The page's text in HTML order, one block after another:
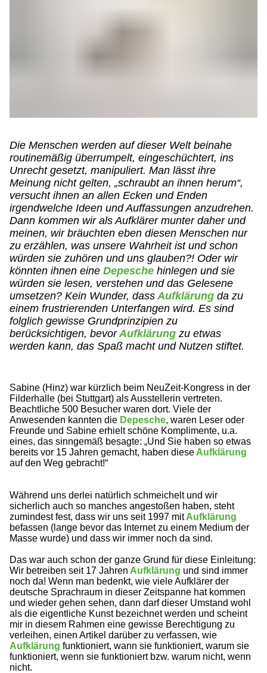
Die Menschen werden auf dieser Welt beinahe
routinemäßig überrumpelt, eingeschüchtert, ins
Unrecht gesetzt, manipuliert. Man lässt ihre
Meinung nicht gelten, „schraubt an ihnen herum“,
versucht ihnen an allen Ecken und Enden
irgendwelche Ideen und Auffassungen anzudrehen.
Dann kommen wir als Aufklärer munter daher und
meinen, wir bräuchten eben diesen Menschen nur
zu erzählen, was unsere Wahrheit ist und schon
würden sie zuhören und uns glauben?! Oder wir
könnten ihnen eine Depesche hinlegen und sie
würden sie lesen, verstehen und das Gelesene
umsetzen? Kein Wunder, dassAufklärung da zu
einem frustrierenden Unterfangen wird. Es sind
folglich gewisse Grundprinzipien zu
berücksichtigen, bevorAufklärung zu etwas
werden kann, das Spaß macht und Nutzen stiftet.
Sabine (Hinz) war kürzlich beim NeuZeit-Kongress in der
Filderhalle (bei Stuttgart) als Ausstellerin vertreten.
Beachtliche 500 Besucher waren dort. Viele der
Anwesenden kannten die Depesche, waren Leser oder
Freunde und Sabine erhielt schöne Komplimente, u.a.
eines, das sinngemäß besagte: „Und Sie haben so etwas
bereits vor 15 Jahren gemacht, haben diese Aufklärung
auf den Weg gebracht!“
Während uns derlei natürlich schmeichelt und wir
sicherlich auch so manches angestoßen haben, steht
zumindest fest, dass wir uns seit 1997 mitAufklärung
befassen (lange bevor das Internet zu einem Medium der
Masse wurde) und dass wir immer noch da sind.
Das war auch schon der ganze Grund für diese Einleitung:
Wir betreiben seit 17 Jahren Aufklärung und sind immer
noch da! Wenn man bedenkt, wie viele Aufklärer der
deutsche Sprachraum in dieser Zeitspanne hat kommen
und wieder gehen sehen, dann darf dieser Umstand wohl
als die eigentliche Kunst bezeichnet werden und scheint
mir in diesem Rahmen eine gewisse Berechtigung zu
verleihen, einen Artikel darüber zu verfassen, wie
Aufklärung funktioniert, wann sie funktioniert, warum sie
funktioniert, wenn sie funktioniert bzw. warum nicht, wenn
nicht.